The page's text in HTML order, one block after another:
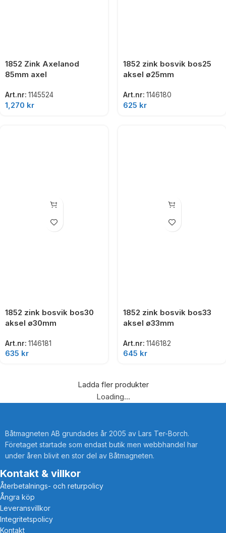
1852 Zink Axelanod
85mm axel
Art.nr: 1145524
1,270 kr
1852 zink bosvik bos25
aksel ø25mm
Art.nr: 1146180
625 kr
1852 zink bosvik bos30
aksel ø30mm
Art.nr: 1146181
635 kr
1852 zink bosvik bos33
aksel ø33mm
Art.nr: 1146182
645 kr
Ladda fler produkter
Loading...
Båtmagneten AB grundades år 2005 av Lars Ter-Borch.
Företaget startade som endast butik men webbhandel har
under åren blivit en stor del av Båtmagneten.
Kontakt & villkor
Återbetalnings- och returpolicy
Ångra köp
Leveransvillkor
Integritetspolicy
Kontakt